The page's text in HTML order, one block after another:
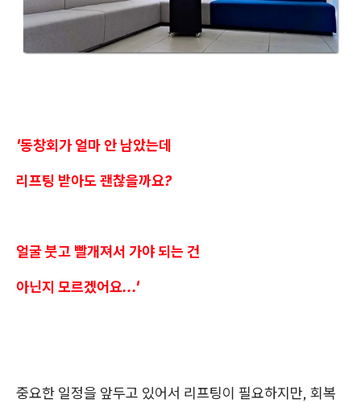
'동창회가 얼마 안 남았는데
리프팅 받아도 괜찮을까요?
얼굴 붓고 빨개져서 가야 되는 건
아닌지 모르겠어요...'
중요한 일정을 앞두고 있어서 리프팅이 필요하지만, 회복